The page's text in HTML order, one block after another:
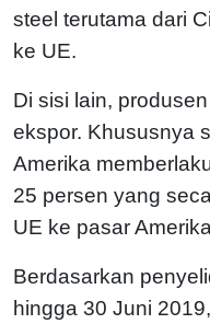
steel terutama dari
ke UE.
Di sisi lain,
ekspor. Khususnya
Amerika
25 persen yang
UE ke pasar
Berdasarkan
hingga 30 Juni